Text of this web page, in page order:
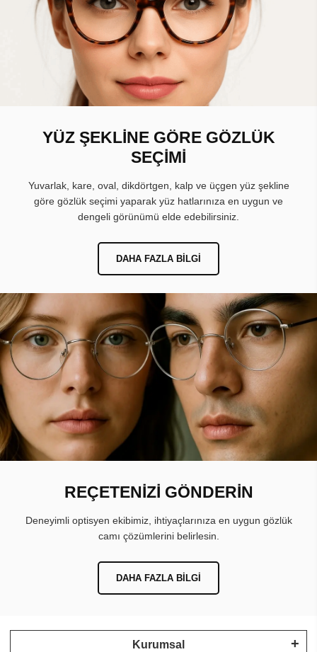
YÜZ ŞEKLİNE GÖRE GÖZLÜK
SEÇİMİ
Yuvarlak, kare, oval, dikdörtgen, kalp ve üçgen yüz şekline
göre gözlük seçimi yaparak yüz hatlarınıza en uygun ve
dengeli görünümü elde edebilirsiniz.
DAHA FAZLA BILGI
REÇETENİZİ GÖNDERİN
Deneyimli optisyen ekibimiz, ihtiyaçlarınıza en uygun gözlük
camı çözümlerini belirlesin.
DAHA FAZLA BILGI
Kurumsal